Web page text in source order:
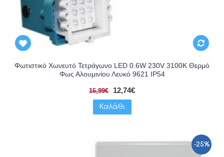
Φωτιστικό Χωνευτό Τετράγωνο LED 0.6W 230V 3100K Θερμό
Φως Αλουμινίου Λευκό 9621 IP54
16,99€ 12,74€
Καλάθι
-25%